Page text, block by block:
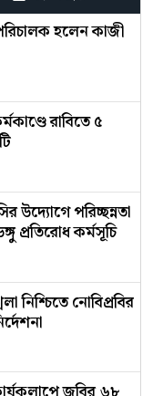
হলেন কাজী
রাবিতে ৫
উদ্যোগে পরিচ্ছন্নতা
প্রতিরোধ কর্মসূচি
নিশ্চিতে নোবিপ্রবির